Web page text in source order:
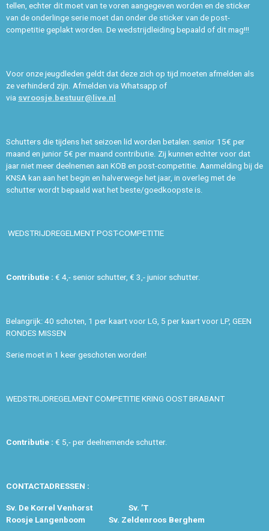
tellen, echter dit moet van te voren aangegeven worden en de sticker
van de onderlinge serie moet dan onder de sticker van de post-
competitie geplakt worden. De wedstrijdleiding bepaald of dit mag!!!
Voor onze jeugdleden geldt dat deze zich op tijd moeten afmelden als
ze verhinderd zijn. Afmelden via Whatsapp of
via svroosje.bestuur@live.nl
Schutters die tijdens het seizoen lid worden betalen: senior 15€ per
maand en junior 5€ per maand contributie. Zij kunnen echter voor dat
jaar niet meer deelnemen aan KOB en post-competitie. Aanmelding bij de
KNSA kan aan het begin en halverwege het jaar, in overleg met de
schutter wordt bepaald wat het beste/goedkoopste is.
WEDSTRIJDREGELMENT POST-COMPETITIE
Contributie : € 4,- senior schutter, € 3,- junior schutter.
Belangrijk: 40 schoten, 1 per kaart voor LG, 5 per kaart voor LP, GEEN
RONDES MISSEN
Serie moet in 1 keer geschoten worden!
WEDSTRIJDREGELMENT COMPETITIE KRING OOST BRABANT
Contributie : € 5,- per deelnemende schutter.
CONTACTADRESSEN :
Sv. De Korrel Venhorst Sv. ’T
Roosje Langenboom Sv. Zeldenroos Berghem